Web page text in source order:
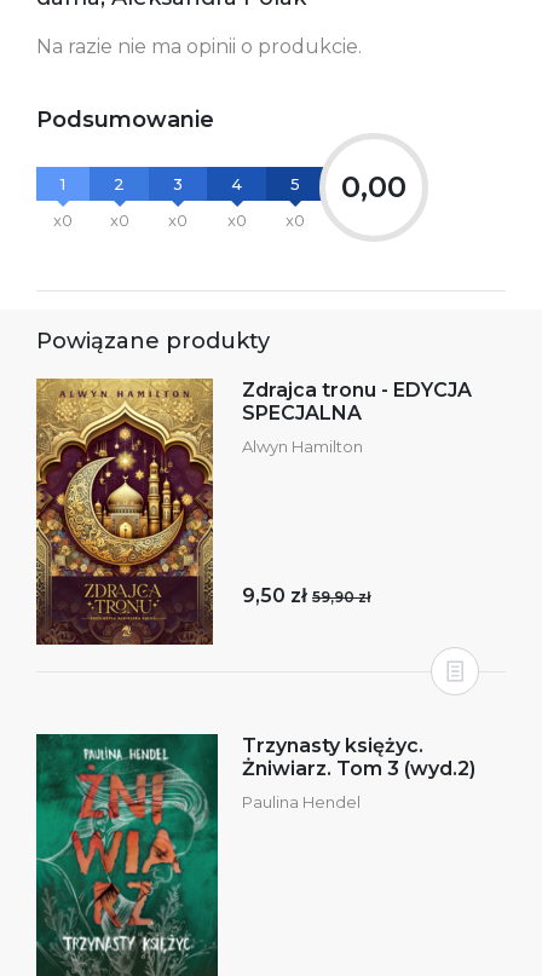
Na razie nie ma opinii o produkcie.
Podsumowanie
1
x0
2
x0
3
x0
4
x0
5
x0
0,00
Powiązane produkty
Zdrajca tronu - EDYCJA
SPECJALNA
Alwyn Hamilton
9,50 zł 59,90 zł
Trzynasty księżyc.
Żniwiarz. Tom 3 (wyd.2)
Paulina Hendel